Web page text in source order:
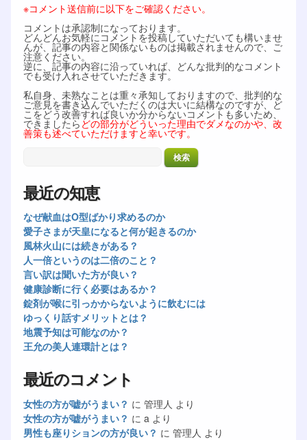
※コメント送信前に以下をご確認ください。
コメントは承認制になっております。
どんどんお気軽にコメントを投稿していただいても構いませ
んが、記事の内容と関係ないものは掲載されませんので、ご
注意ください。
逆に、記事の内容に沿っていれば、どんな批判的なコメント
でも受け入れさせていただきます。
私自身、未熟なことは重々承知しておりますので、批判的な
ご意見を書き込んでいただくのは大いに結構なのですが、ど
こをどう改善すれば良いか分からないコメントも多いため、
できましたら どの部分がどういった理由でダメなのかや、改
善策も述べていただけますと幸いです。
最近の知恵
なぜ献血はO型ばかり求めるのか
愛子さまが天皇になると何が起きるのか
風林火山には続きがある？
人一倍というのは二倍のこと？
言い訳は聞いた方が良い？
健康診断に行く必要はあるか？
錠剤が喉に引っかからないように飲むには
ゆっくり話すメリットとは？
地震予知は可能なのか？
王允の美人連環計とは？
最近のコメント
女性の方が嘘がうまい？ に 管理人 より
女性の方が嘘がうまい？ に a より
男性も座りションの方が良い？ に 管理人 より